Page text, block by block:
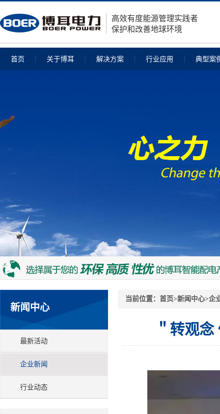
高效有度能源管理实践者
保护和改善地球环境
首页 关于博耳 解决方案 行业应用 典型案
新闻中心
最新活动
企业新闻
行业动态
当前位置： 首页>新闻中心>企
＂转观